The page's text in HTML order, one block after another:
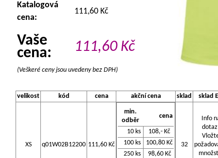
Katalogová
cena:
111,60 Kč
Vaše
cena:
111,60 Kč
(Veškeré ceny jsou uvedeny bez DPH)
velikost kód cena akční cena sklad sklad
XS q01W02B12200 111,60 Kč
min.
odběr
cena
10 ks
108,- Kč
100 ks
100,80 Kč
250 ks
98,60 Kč
32
Info